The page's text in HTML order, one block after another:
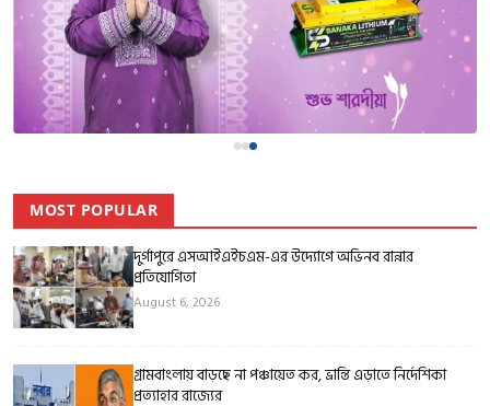
MOST POPULAR
দুর্গাপুরে এসআইএইচএম-এর উদ্যোগে অভিনব রান্নার
প্রতিযোগিতা
August 6, 2026
গ্রামবাংলায় বাড়ছে না পঞ্চায়েত কর, ভ্রান্তি এড়াতে নির্দেশিকা
প্রত্যাহার রাজ্যের